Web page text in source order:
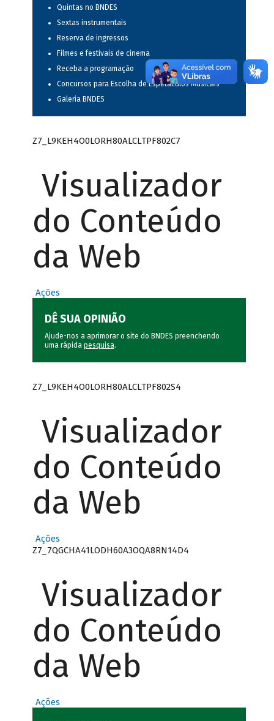
Quintas no BNDES
Sextas instrumentais
Reserva de ingressos
Filmes e festivais de cinema
Receba a programação
Concursos para Escolha de Espetáculos Musicais
Galeria BNDES
Z7_L9KEH4O0LORH80ALCLTPF802C7
Visualizador
do Conteúdo
da Web
Ações
DÊ SUA OPINIÃO
Ajude-nos a aprimorar o site do BNDES preenchendo
uma rápida pesquisa.
Z7_L9KEH4O0LORH80ALCLTPF802S4
Visualizador
do Conteúdo
da Web
Ações
Z7_7QGCHA41LODH60A3OQA8RN14D4
Visualizador
do Conteúdo
da Web
Ações